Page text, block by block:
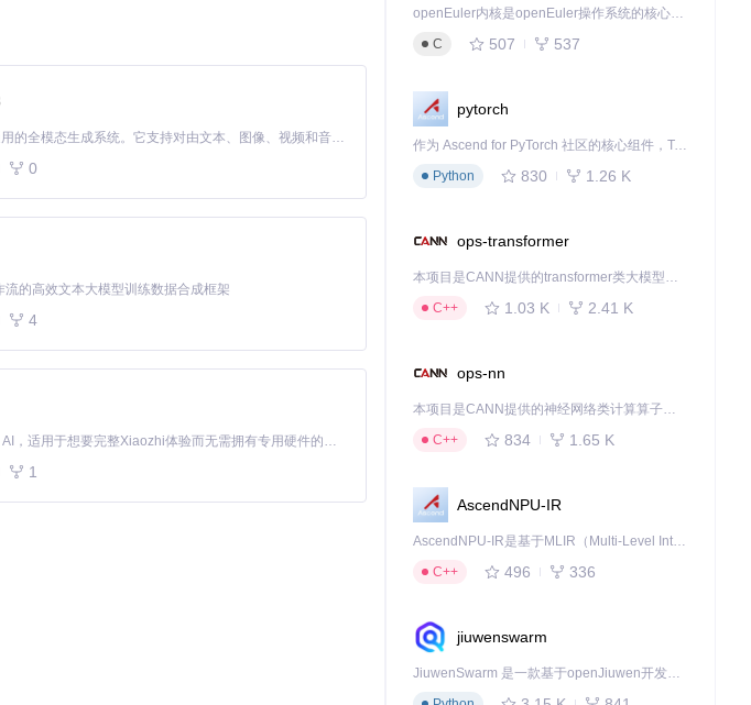
视化节点，配合颜色编码区分不同责任部门，大幅
Template/raw/d1cf7cecef7fcae71e815045b3008
底.png?utm_source=gitcode_repo_files)
紧密，帮助团队成员直观理解创意间的逻辑关系。
践验证的模板应用指南，帮助你在各种工作场景
MiniMax H3 是一个通用的全模态生成系统。它支持对由文本、图像、视频和音频组成的多模态上下文进行统一理解，并能生成分辨率高达 2K、时长可达 15 秒的带原生立体声音频的视频。得益于面向任务泛化的系统设计，H3 在预训练阶段就已具备广泛的多模态上下文理解与生成能力，能够出色地执行复杂的多模态指令。
0
流的高效文本大模型训练数据合成框架
4
基于Python的Xiaozhi AI，适用于想要完整Xiaozhi体验而无需拥有专用硬件的用户。
1
openEuler内核是openEuler操作系统的核心，既是系统性能与稳定性的基石，也是连接处理器、设备与服务的桥梁。
C
507 537
pytorch
作为 Ascend for PyTorch 社区的核心组件，TorchNPU 是昇腾专为 PyTorch 打造的深度学习适配插件，使 PyTorch 框架能够直接调用昇腾 NPU，为开发者提供昇腾 AI 处理器的超强算力。
Python
830 1.26 K
ops-transformer
本项目是CANN提供的transformer类大模型算子库，实现网络在NPU上加速计算。
C++
1.03 K 2.41 K
ops-nn
本项目是CANN提供的神经网络类计算算子库，实现网络在NPU上加速计算。
C++
834 1.65 K
AscendNPU-IR
AscendNPU-IR是基于MLIR（Multi-Level Intermediate Representation）构建的，面向昇腾亲和算子编译时使用的中间表示，提供昇腾完备表达能力，通过编译优化提升昇腾AI处理器计算效率，支持通过生态框架使能昇腾AI处理器与深度调优
C++
496 336
jiuwenswarm
JiuwenSwarm 是一款基于openJiuwen开发的智能AI Agent，它能够将大语言模型的强大能力，通过你日常使用的各类通讯应用，直接延伸至你的指尖。